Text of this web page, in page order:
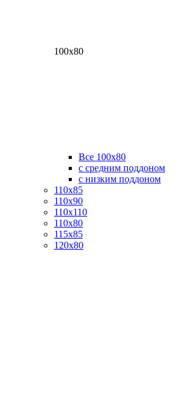
100х80
Все 100х80
с средним поддоном
с низким поддоном
110х85
110х90
110х110
110х80
115х85
120х80